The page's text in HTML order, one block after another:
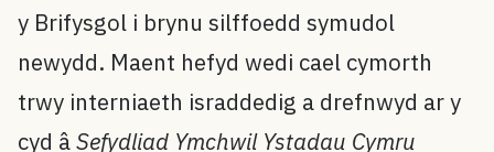
y Brifysgol i brynu silffoedd symudol
newydd. Maent hefyd wedi cael cymorth
trwy interniaeth israddedig a drefnwyd ar y
cyd âSefydliad Ymchwil Ystadau Cymru